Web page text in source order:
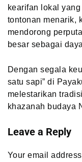
kearifan lokal
tontonan menarik,
mendorong
besar sebagai
Dengan segala
satu sapi” di
melestarikan
khazanah budaya
Leave a Reply
Your email